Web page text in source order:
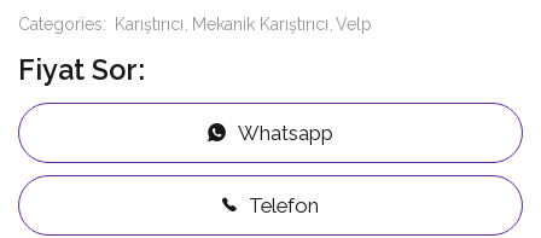
Categories: Karıştırıcı Mekanik Karıştırıcı Velp
Fiyat Sor:
Whatsapp
Telefon